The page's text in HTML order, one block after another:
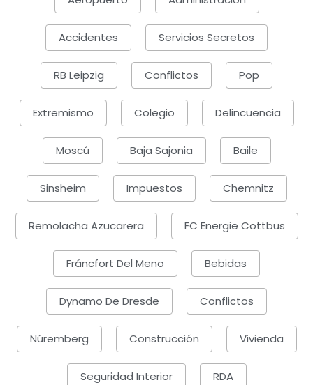
Accidentes Servicios Secretos
RB Leipzig Conflictos Pop
Extremismo Colegio Delincuencia
Moscú Baja Sajonia Baile
Sinsheim Impuestos Chemnitz
Remolacha Azucarera FC Energie Cottbus
Fráncfort Del Meno Bebidas
Dynamo De Dresde Conflictos
Núremberg Construcción Vivienda
Seguridad Interior RDA